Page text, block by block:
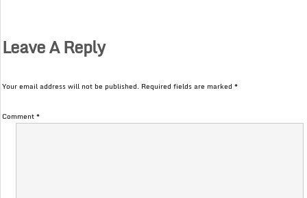
Leave A Reply
Your email address will not be published. Required fields are marked*
Comment*